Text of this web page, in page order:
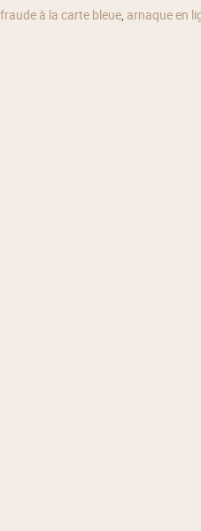
fraude à la carte bleue, arnaque en